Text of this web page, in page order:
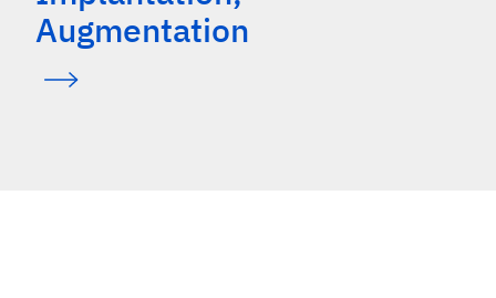
Augmentation